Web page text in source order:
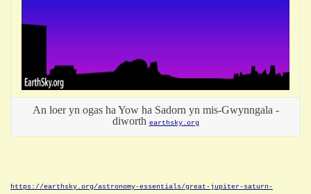
An loer yn ogas ha Yow ha Sadorn yn mis-Gwynngala -
diworth earthsky.org
https://earthsky.org/astronomy-essentials/great-jupiter-saturn-